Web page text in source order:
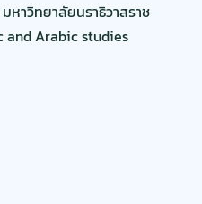
หาวิทยาลัยนราธิวาสราช
and Arabic studies